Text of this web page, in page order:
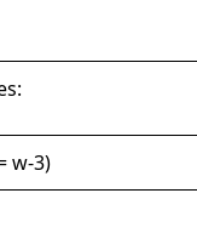
w-3)